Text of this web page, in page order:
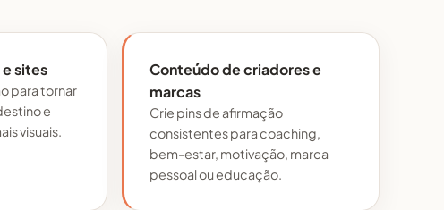
e sites
para tornar
e
visuais.
Conteúdo de criadores e
marcas
Crie pins de afirmação
consistentes para coaching,
bem-estar, motivação, marca
pessoal ou educação.